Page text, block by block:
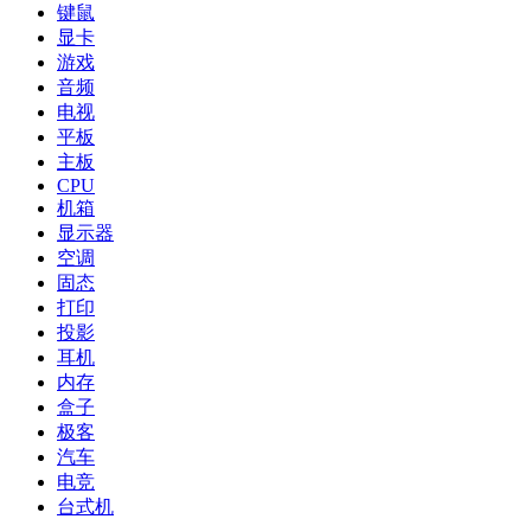
键鼠
显卡
游戏
音频
电视
平板
主板
CPU
机箱
显示器
空调
固态
打印
投影
耳机
内存
盒子
极客
汽车
电竞
台式机